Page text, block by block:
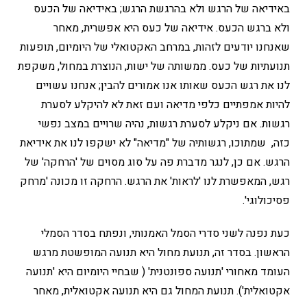
באידיאה של הרגש ולא בהרגשת הרגש; באידיאה של הכעס
ולא ברגש הכעס. אידיאה של כעס היא אפשרית, מאחר
שאנחנו יודעים לזהות, במרחב האקטואלי של היומיום, תופעות
תנועתיות של כעס. ממשותה של ישות, הנוצרת במחול, משקפת
לנו את רגש הכעס שאותו אנו אמורים להבין; אנחנו עשויים
להיות אמפתיים כלפי מדיאה ועם זאת לא להיקלע לסערת
רגשות. אם ניקלע לסערת רגשות, נהיה שרויים במצב נפשי
כזה, שמתוכו, רגשותיה של "מדיאה" לא ישקפו לנו את אידיאת
הרגש. אם כן, לנגר מדברת פה על סוג מסוים של 'הרחקה' של
רגש, המאפשרת לנו 'לראות' את הרגש. הרחקה זו מכונה 'מרחק
פסיכולוגי'.
כעת נפנה לשני סדרי הסמל האמנותי, ונפתח בסדר הסמלי
הראשון. בסדר זה, תנועת מחול היא תנועה המופשטת מרגש
העומד מאחורי 'תנועה ספונטנית' ( שבחיי היומיום היא 'תנועה
אקטואלית'). תנועת המחול גם היא תנועה אקטואלית, מאחר